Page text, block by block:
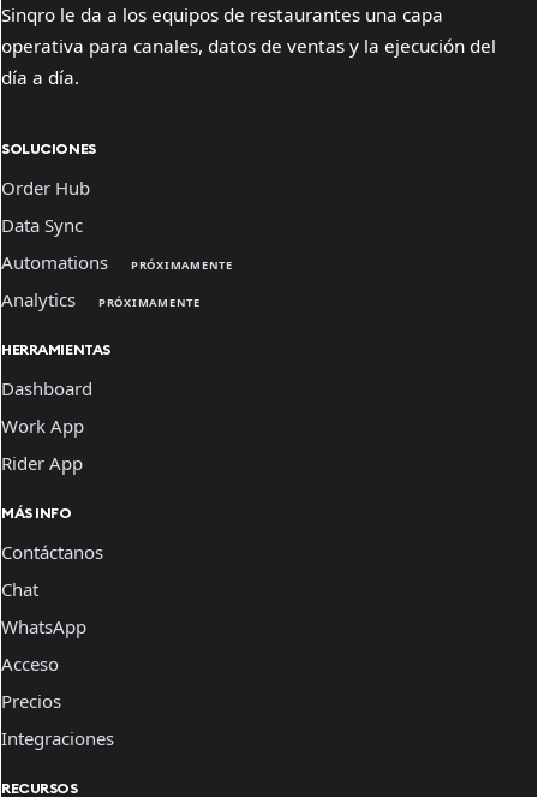
Sinqro le da a los equipos de restaurantes una capa
operativa para canales, datos de ventas y la ejecución del
día a día.
SOLUCIONES
Order Hub
Data Sync
Automations
PRÓXIMAMENTE
Analytics PRÓXIMAMENTE
HERRAMIENTAS
Dashboard
Work App
Rider App
MÁS INFO
Contáctanos
Chat
WhatsApp
Acceso
Precios
Integraciones
RECURSOS